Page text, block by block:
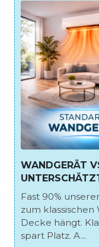
WANDGERÄT
Fast 90%
zum
Decke hängt.
spart Platz. A...